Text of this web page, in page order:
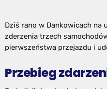
Dziś rano w Dankowicach na
zderzenia trzech
pierwszeństwa przejazdu i
Przebieg